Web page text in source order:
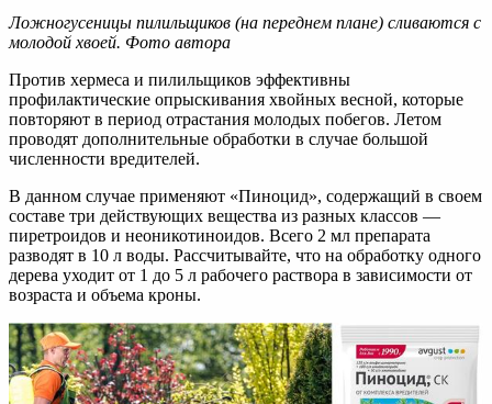
Ложногусеницы пилильщиков (на переднем плане) сливаются с
молодой хвоей. Фото автора
Против хермеса и пилильщиков эффективны
профилактические опрыскивания хвойных весной, которые
повторяют в период отрастания молодых побегов. Летом
проводят дополнительные обработки в случае большой
численности вредителей.
В данном случае применяют «Пиноцид», содержащий в своем
составе три действующих вещества из разных классов —
пиретроидов и неоникотиноидов. Всего 2 мл препарата
разводят в 10 л воды. Рассчитывайте, что на обработку одного
дерева уходит от 1 до 5 л рабочего раствора в зависимости от
возраста и объема кроны.